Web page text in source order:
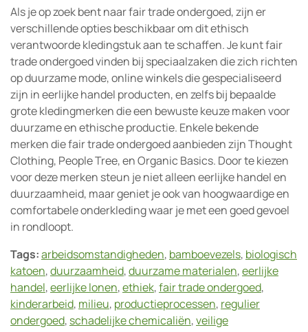
Als je op zoek bent naar fair trade ondergoed, zijn er
verschillende opties beschikbaar om dit ethisch
verantwoorde kledingstuk aan te schaffen. Je kunt fair
trade ondergoed vinden bij speciaalzaken die zich richten
op duurzame mode, online winkels die gespecialiseerd
zijn in eerlijke handel producten, en zelfs bij bepaalde
grote kledingmerken die een bewuste keuze maken voor
duurzame en ethische productie. Enkele bekende
merken die fair trade ondergoed aanbieden zijn Thought
Clothing, People Tree, en Organic Basics. Door te kiezen
voor deze merken steun je niet alleen eerlijke handel en
duurzaamheid, maar geniet je ook van hoogwaardige en
comfortabele onderkleding waar je met een goed gevoel
in rondloopt.
Tags:arbeidsomstandigheden, bamboevezels, biologisch
katoen,duurzaamheid,duurzame materialen,eerlijke
handel,eerlijke lonen,ethiek,fair trade ondergoed,
kinderarbeid, milieu, productieprocessen, regulier
ondergoed, schadelijke chemicaliën,veilige